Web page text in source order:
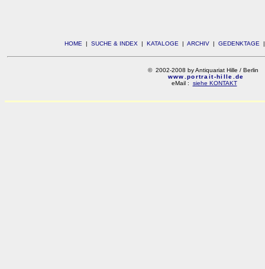
HOME | SUCHE & INDEX | KATALOGE | ARCHIV | GEDENKTAGE
© 2002-2008 by Antiquariat Hille / Berlin
www.portrait-hille.de
eMail : siehe KONTAKT